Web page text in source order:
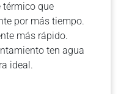
térmico que
por más tiempo.
más rápido.
ten agua
ideal.